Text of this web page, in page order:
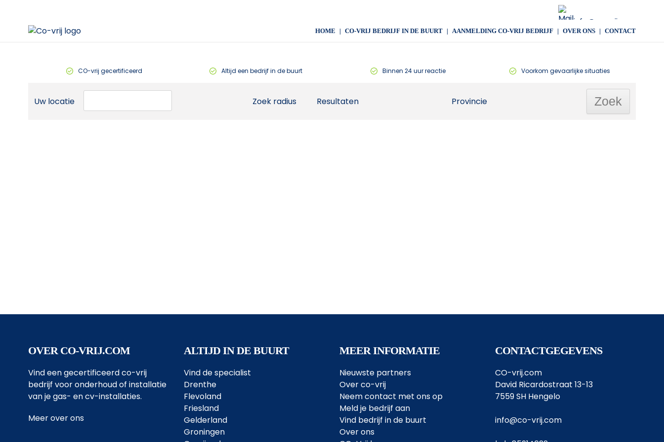
info@co-vrij.com
HOME CO-VRIJ BEDRIJF IN DE BUURT AANMELDING CO-VRIJ BEDRIJF OVER ONS CONTACT
CO-vrij gecertificeerd Altijd een bedrijf in de buurt Binnen 24 uur reactie Voorkom gevaarlijke situaties
Uw locatie Zoek radius Resultaten Provincie
OVER CO-VRIJ.COM
Vind een gecertificeerd co-vrij
bedrijf voor onderhoud of installatie
van je gas- en cv-installaties.
Meer over ons
ALTIJD IN DE BUURT
Vind de specialist
Drenthe
Flevoland
Friesland
Gelderland
Groningen
MEER INFORMATIE
Nieuwste partners
Over co-vrij
Neem contact met ons op
Meld je bedrijf aan
Vind bedrijf in de buurt
Over ons
CONTACTGEGEVENS
CO-vrij.com
David Ricardostraat 13-13
7559 SH Hengelo
info@co-vrij.com